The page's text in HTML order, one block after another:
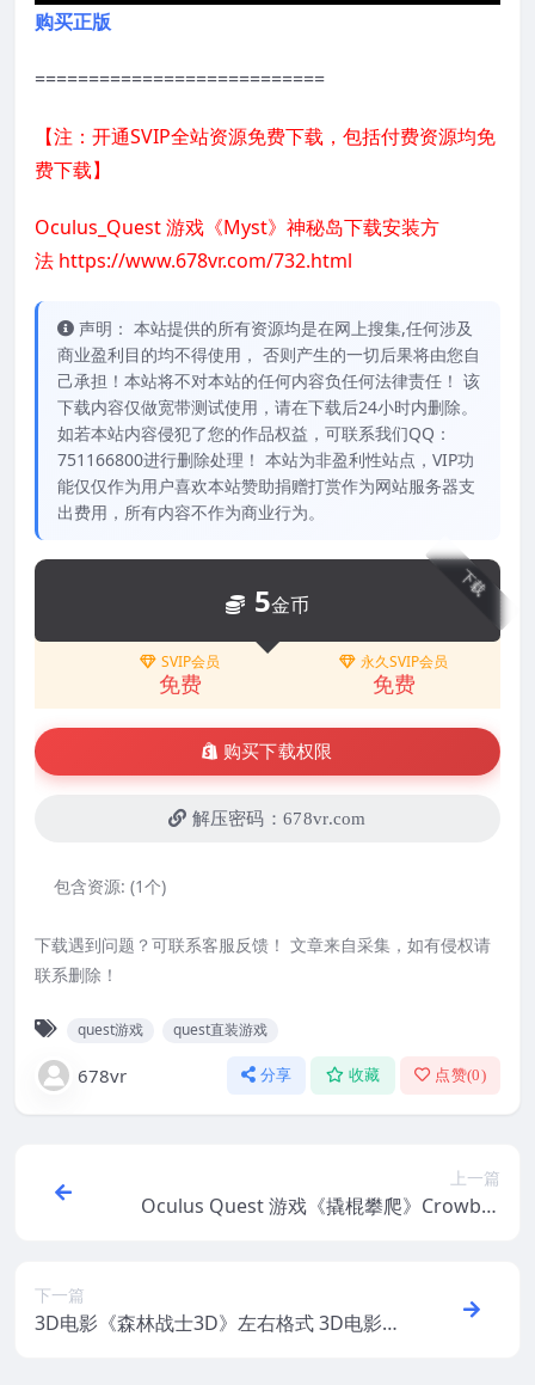
购买正版
===========================
【注：开通SVIP全站资源免费下载，包括付费资源均免
费下载】
Oculus_Quest 游戏《Myst》神秘岛下载安装方
法 https://www.678vr.com/732.html
声明： 本站提供的所有资源均是在网上搜集,任何涉及
商业盈利目的均不得使用， 否则产生的一切后果将由您自
己承担！本站将不对本站的任何内容负任何法律责任！ 该
下载内容仅做宽带测试使用，请在下载后24小时内删除。
如若本站内容侵犯了您的作品权益，可联系我们QQ：
751166800进行删除处理！ 本站为非盈利性站点，VIP功
能仅仅作为用户喜欢本站赞助捐赠打赏作为网站服务器支
出费用，所有内容不作为商业行为。
下载
5金币
SVIP会员
免费
永久SVIP会员
免费
购买下载权限
解压密码：678vr.com
包含资源: (1个)
下载遇到问题？可联系客服反馈！ 文章来自采集，如有侵权请
联系删除！
quest游戏 quest直装游戏
678vr 分享 收藏 点赞(0)
上一篇
Oculus Quest 游戏《撬棍攀爬》Crowbar
下一篇
3D电影《森林战士3D》左右格式 3D电影